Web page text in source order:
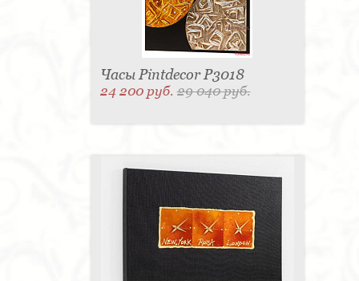
Часы Pintdecor P3018
24 200 руб.29 040 руб.